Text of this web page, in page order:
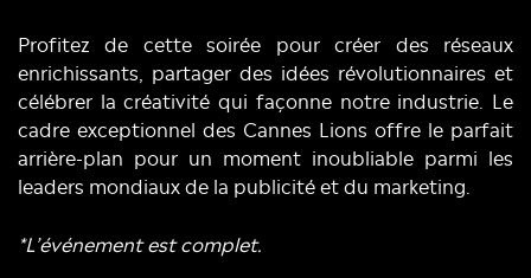
Profitez de cette soirée pour créer des réseaux
enrichissants, partager des idées révolutionnaires et
célébrer la créativité qui façonne notre industrie. Le
cadre exceptionnel des Cannes Lions offre le parfait
arrière-plan pour un moment inoubliable parmi les
leaders mondiaux de la publicité et du marketing.
*L’événement est complet.